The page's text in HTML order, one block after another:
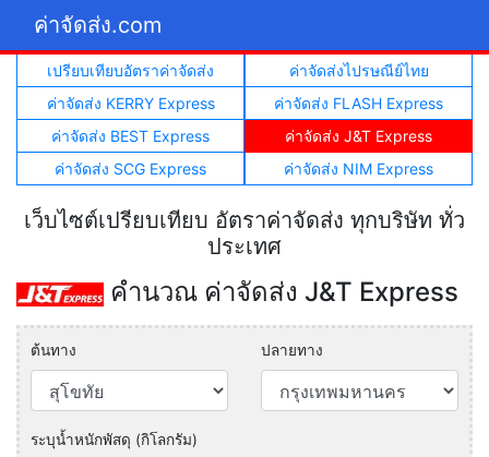
ค่าจัดส่ง.com
เปรียบเทียบอัตราค่าจัดส่ง
ค่าจัดส่งไปรษณีย์ไทย
ค่าจัดส่ง KERRY Express
ค่าจัดส่ง FLASH Express
ค่าจัดส่ง BEST Express
ค่าจัดส่ง J&T Express
ค่าจัดส่ง SCG Express
ค่าจัดส่ง NIM Express
เว็บไซต์เปรียบเทียบ อัตราค่าจัดส่ง ทุกบริษัท ทั่ว
ประเทศ
คำนวณ ค่าจัดส่ง J&T Express
ต้นทาง ปลายทาง
ระบุน้ำหนักพัสดุ (กิโลกรัม)